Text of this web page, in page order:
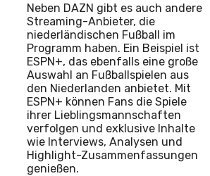
Neben DAZN gibt es auch andere
Streaming-Anbieter, die
niederländischen Fußball im
Programm haben. Ein Beispiel ist
ESPN+, das ebenfalls eine große
Auswahl an Fußballspielen aus
den Niederlanden anbietet. Mit
ESPN+ können Fans die Spiele
ihrer Lieblingsmannschaften
verfolgen und exklusive Inhalte
wie Interviews, Analysen und
Highlight-Zusammenfassungen
genießen.